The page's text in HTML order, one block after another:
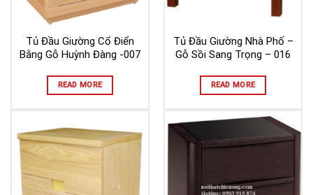
Tủ Đầu Giường Cổ Điển
Bằng Gỗ Huỳnh Đàng -007
READ MORE
Tủ Đầu Giường Nhà Phố –
Gỗ Sồi Sang Trọng – 016
READ MORE